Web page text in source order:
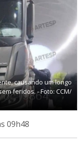
causando um longo
feridos. - Foto: CCM/
09h48